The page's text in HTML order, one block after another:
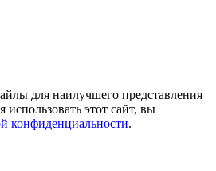
для наилучшего представления
этот сайт, вы
конфиденциальности.